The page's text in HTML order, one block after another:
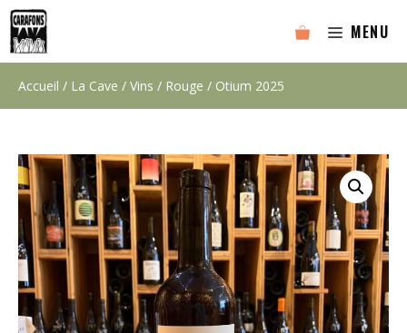
Aller
au
contenu
MENU
Accueil / La Cave / Vins / Rouge / Otium 2025